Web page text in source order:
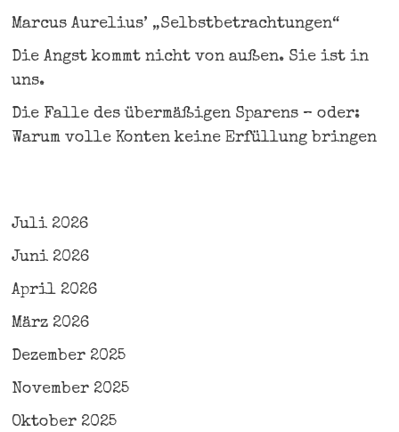
Marcus Aurelius’ „Selbstbetrachtungen“
Die Angst kommt nicht von außen. Sie ist in
uns.
Die Falle des übermäßigen Sparens – oder:
Warum volle Konten keine Erfüllung bringen
Juli 2026
Juni 2026
April 2026
März 2026
Dezember 2025
November 2025
Oktober 2025